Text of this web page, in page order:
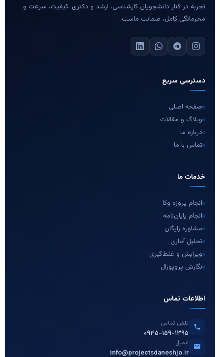
تجربه در کنار دانشجویان کارشناسی، ارشد و دکتری. کیفیت، سرعت و
محرمانگی کامل، ضمانت ماست.
دسترسی سریع
صفحه اصلی
وبلاگ و مقالات
درباره ما
تماس با ما
خدمات ما
انجام پروژه وکا
انجام پایان‌نامه
مشاوره رایگان
تحلیل آماری
ویرایش و غلط‌گیری
نگارش پروپوزال
اطلاعات تماس
تلفن تماس
۰۹۳۵-۱۵۹-۱۳۹۵
ایمیل
info@projectsdaneshjo.ir